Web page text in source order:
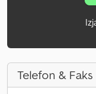
Telefon & Faks